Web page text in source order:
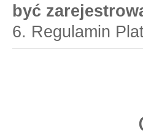
być
6. Regulamin